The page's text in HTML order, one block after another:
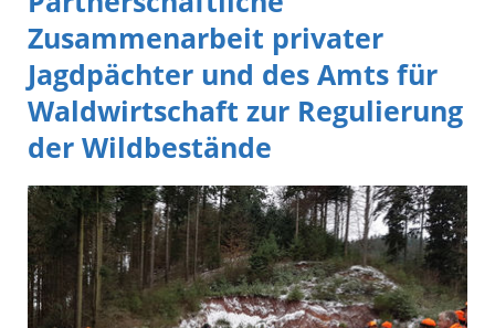
Zusammenarbeit privater
Jagdpächter und des Amts für
Waldwirtschaft zur Regulierung
der Wildbestände